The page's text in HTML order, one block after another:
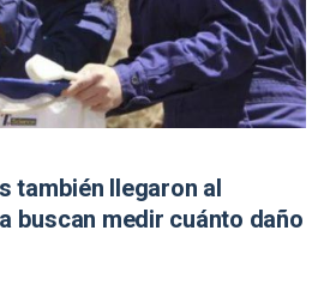
también llegaron al
buscan medir cuánto daño